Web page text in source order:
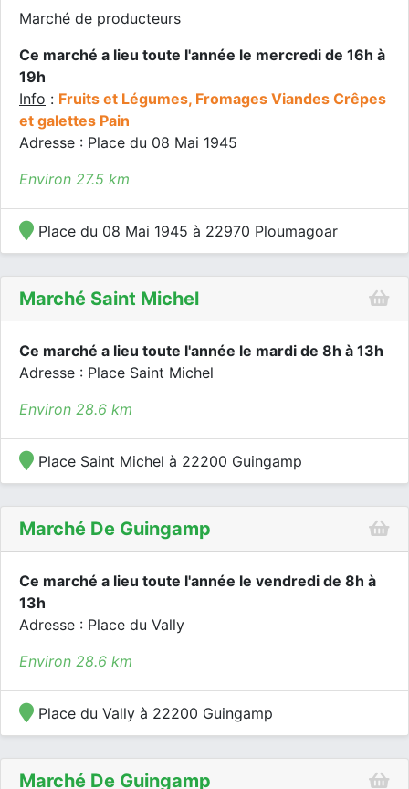
Marché de producteurs
Ce marché a lieu toute l'année le mercredi de 16h à
19h
Info : Fruits et Légumes, Fromages Viandes Crêpes
et galettes Pain
Adresse : Place du 08 Mai 1945
Environ 27.5 km
Place du 08 Mai 1945 à 22970 Ploumagoar
Marché Saint Michel
Ce marché a lieu toute l'année le mardi de 8h à 13h
Adresse : Place Saint Michel
Environ 28.6 km
Place Saint Michel à 22200 Guingamp
Marché De Guingamp
Ce marché a lieu toute l'année le vendredi de 8h à
13h
Adresse : Place du Vally
Environ 28.6 km
Place du Vally à 22200 Guingamp
Marché De Guingamp